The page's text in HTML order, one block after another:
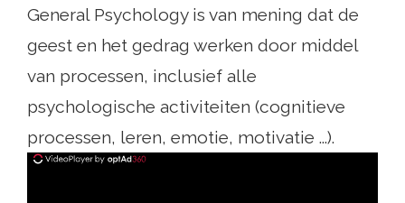
General Psychology is van mening dat de
geest en het gedrag werken door middel
van processen, inclusief alle
psychologische activiteiten (cognitieve
processen, leren, emotie, motivatie ...).